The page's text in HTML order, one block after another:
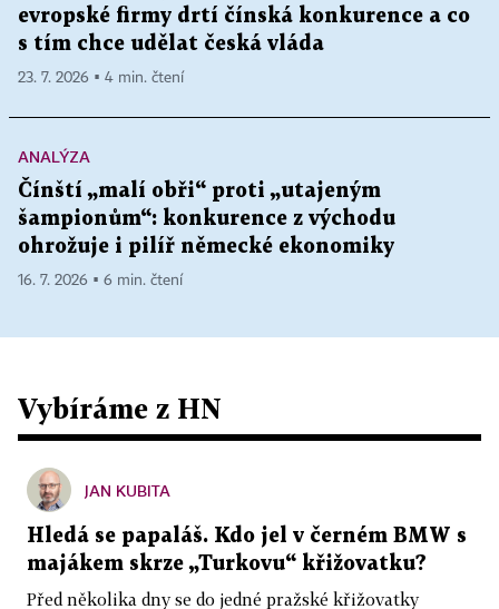
evropské firmy drtí čínská konkurence a co
s tím chce udělat česká vláda
23. 7. 2026 ▪ 4 min. čtení
ANALÝZA
Čínští „malí obři“ proti „utajeným
šampionům“: konkurence z východu
ohrožuje i pilíř německé ekonomiky
16. 7. 2026 ▪ 6 min. čtení
Vybíráme z HN
JAN KUBITA
Hledá se papaláš. Kdo jel v černém BMW s
majákem skrze „Turkovu“ křižovatku?
Před několika dny se do jedné pražské křižovatky